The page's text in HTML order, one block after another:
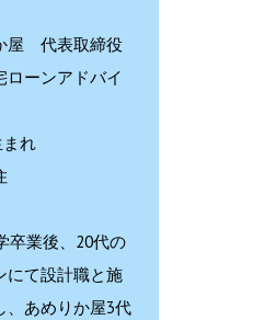
屋 代表取締役
ローンアドバイ
まれ
卒業後、20代の
にて設計職と施
、あめりか屋3代